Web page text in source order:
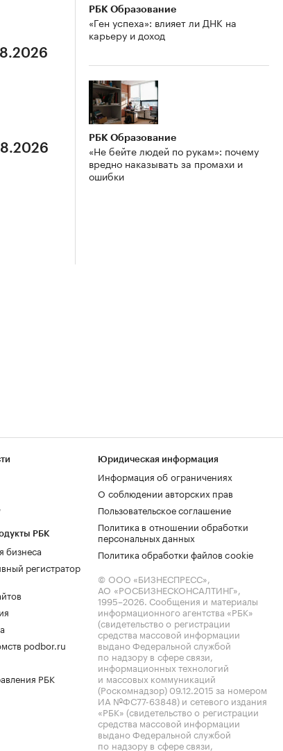
РБК Образование
«Ген успеха»: влияет ли ДНК на
карьеру и доход
РБК Образование
«Не бейте людей по рукам»: почему
вредно наказывать за промахи и
ошибки
РБК
бизнеса
регистратор
podbor.ru
РБК
Юридическая информация
Информация об ограничениях
О соблюдении авторских прав
Пользовательское соглашение
Политика в отношении обработки
персональных данных
Политика обработки файлов cookie
© ООО «БИЗНЕСПРЕСС»,
АО «РОСБИЗНЕСКОНСАЛТИНГ»,
1995–2026. Сообщения и материалы
информационного агентства «РБК»
(свидетельство о регистрации
средства массовой информации
выдано Федеральной службой
по надзору в сфере связи,
информационных технологий
и массовых коммуникаций
(Роскомнадзор) 09.12.2015 за номером
ИА №ФС77-63848) и сетевого издания
«РБК» (свидетельство о регистрации
средства массовой информации
выдано Федеральной службой
по надзору в сфере связи,